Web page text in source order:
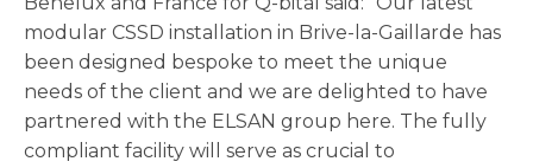
modular CSSD installation in Brive-la-Gaillarde has
been designed bespoke to meet the unique
needs of the client and we are delighted to have
partnered with the ELSAN group here. The fully
compliant facility will serve as crucial to